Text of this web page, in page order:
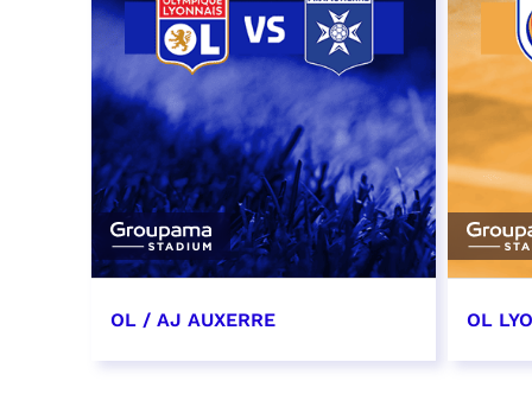
OL / AJ AUXERRE OL